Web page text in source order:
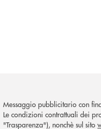
Messaggio pubblicitario con
Le condizioni contrattuali dei
"Trasparenza"), nonchè sul sito